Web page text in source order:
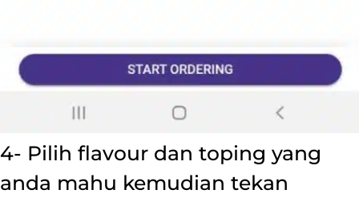
4- Pilih flavour dan toping yang
anda mahu kemudian tekan